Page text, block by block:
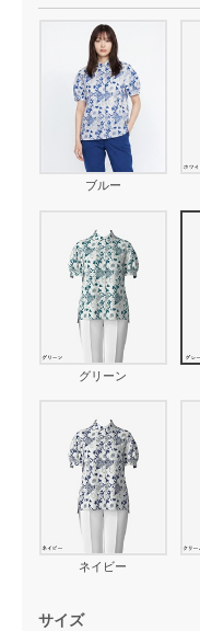
ブルー
グリーン
ネイビー
サイズ